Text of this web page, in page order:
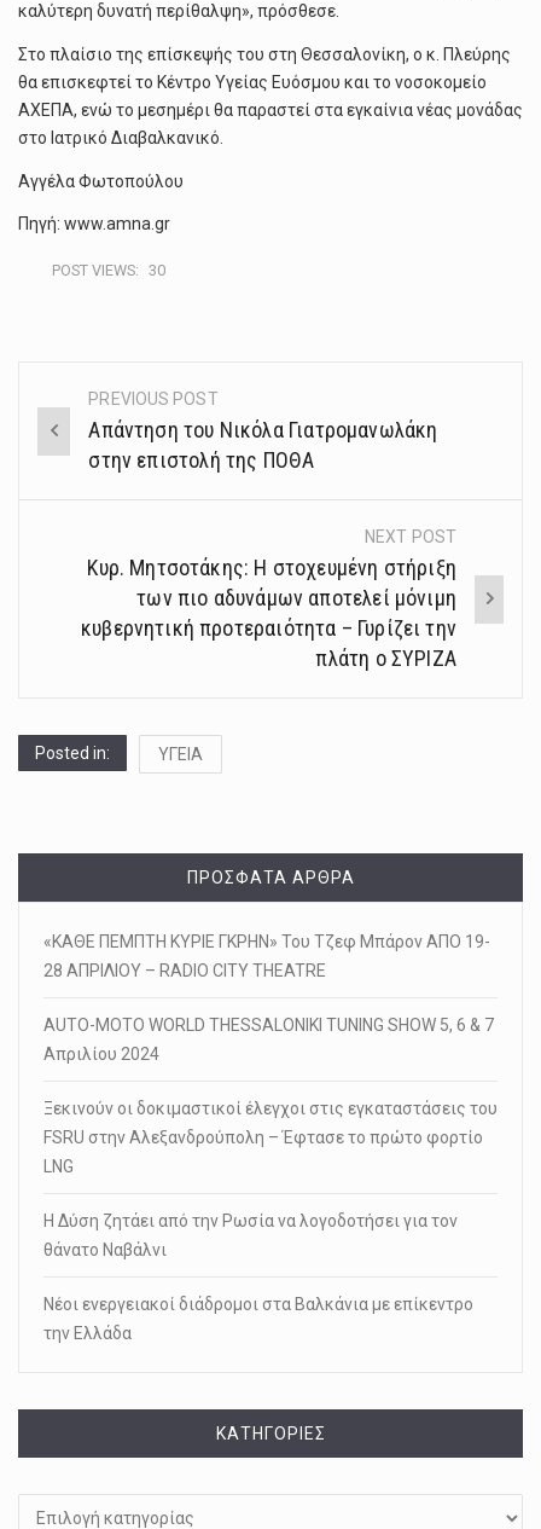
καλύτερη δυνατή περίθαλψη», πρόσθεσε.
Στο πλαίσιο της επίσκεψής του στη Θεσσαλονίκη, ο κ. Πλεύρης
θα επισκεφτεί το Κέντρο Υγείας Ευόσμου και το νοσοκομείο
ΑΧΕΠΑ, ενώ το μεσημέρι θα παραστεί στα εγκαίνια νέας μονάδας
στο Ιατρικό Διαβαλκανικό.
Αγγέλα Φωτοπούλου
Πηγή: www.amna.gr
POST VIEWS: 30
Post
navigation
PREVIOUS POST
Απάντηση του Νικόλα Γιατρομανωλάκη
στην επιστολή της ΠΟΘΑ
NEXT POST
Κυρ. Μητσοτάκης: Η στοχευμένη στήριξη
των πιο αδυνάμων αποτελεί μόνιμη
κυβερνητική προτεραιότητα – Γυρίζει την
πλάτη ο ΣΥΡΙΖΑ
Posted in: ΥΓΕΙΑ
ΠΡΌΣΦΑΤΑ ΆΡΘΡΑ
«ΚΑΘΕ ΠΕΜΠΤΗ ΚΥΡΙΕ ΓΚΡΗΝ» Του Τζεφ Μπάρον ΑΠΟ 19-
28 ΑΠΡΙΛΙΟΥ – RADIO CITY THEATRE
AUTO-MOTO WORLD THESSALONIKI TUNING SHOW 5, 6 & 7
Απριλίου 2024
Ξεκινούν οι δοκιμαστικοί έλεγχοι στις εγκαταστάσεις του
FSRU στην Αλεξανδρούπολη – Έφτασε το πρώτο φορτίο
LNG
Η Δύση ζητάει από την Ρωσία να λογοδοτήσει για τον
θάνατο Ναβάλνι
Νέοι ενεργειακοί διάδρομοι στα Βαλκάνια με επίκεντρο
την Ελλάδα
KΑΤΗΓΟΡΊΕΣ